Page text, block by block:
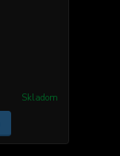
Skladom